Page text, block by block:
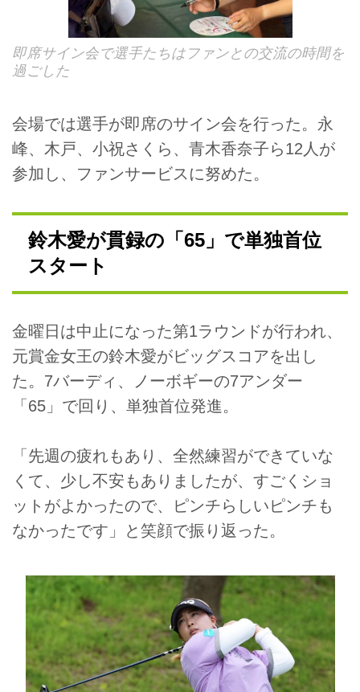
即席サイン会で選手たちはファンとの交流の時間を
過ごした
会場では選手が即席のサイン会を行った。永
峰、木戸、小祝さくら、青木香奈子ら12人が
参加し、ファンサービスに努めた。
鈴木愛が貫録の「65」で単独首位
スタート
金曜日は中止になった第1ラウンドが行われ、
元賞金女王の鈴木愛がビッグスコアを出し
た。7バーディ、ノーボギーの7アンダー
「65」で回り、単独首位発進。
「先週の疲れもあり、全然練習ができていな
くて、少し不安もありましたが、すごくショ
ットがよかったので、ピンチらしいピンチも
なかったです」と笑顔で振り返った。